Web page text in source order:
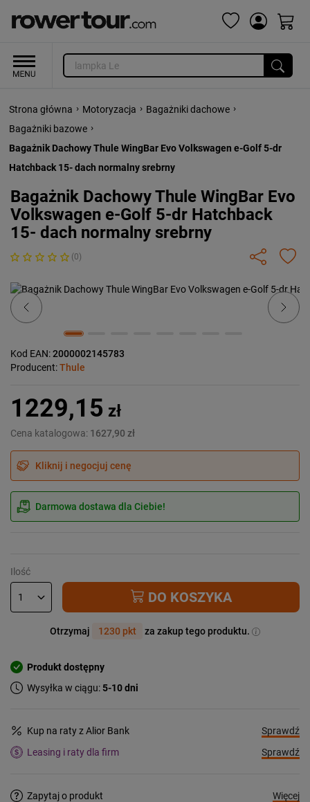
Strona główna › Motoryzacja › Bagażniki dachowe ›
Bagażniki bazowe ›
Bagażnik Dachowy Thule WingBar Evo Volkswagen e-Golf 5-dr
Hatchback 15- dach normalny srebrny
Bagażnik Dachowy Thule WingBar Evo
Volkswagen e-Golf 5-dr Hatchback
15- dach normalny srebrny
(0)
Previous Next
Kod EAN:2000002145783
Producent:Thule
1229,15 zł
Cena katalogowa: 1627,90 zł
Kliknij i negocjuj cenę
Darmowa dostawa dla Ciebie!
Ilość
DO KOSZYKA
Otrzymaj 1230 pkt za zakup tego produktu.
Produkt dostępny
Wysyłka w ciągu:5-10 dni
Kup na raty z Alior Bank
Sprawdź
Leasing i raty dla firm
Sprawdź
Zapytaj o produkt
Więcej